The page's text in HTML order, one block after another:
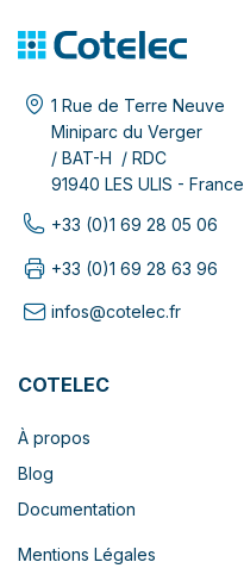
1 Rue de Terre Neuve
Miniparc du Verger
/ BAT-H / RDC
91940 LES ULIS - France
+33 (0)1 69 28 05 06
+33 (0)1 69 28 63 96
infos@cotelec.fr
COTELEC
À propos
Blog
Documentation
Mentions Légales